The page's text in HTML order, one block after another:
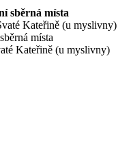
sběrná místa
Kateřině (u myslivny)
místa
Kateřině (u myslivny)